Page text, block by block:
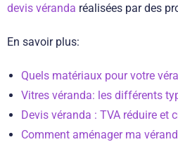
devis véranda réalisées par des
En savoir plus:
Quels matériaux pour votre
Vitres véranda: les différents
Devis véranda : TVA réduire et
Comment aménager ma